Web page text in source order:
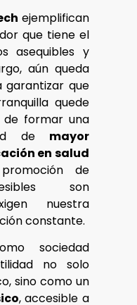
ejemplifican
que tiene el
asequibles y
aún queda
que
quede
de formar una
de mayor
en salud
de
son
nuestra
constante.
sociedad
no solo
sino como un
, accesible a